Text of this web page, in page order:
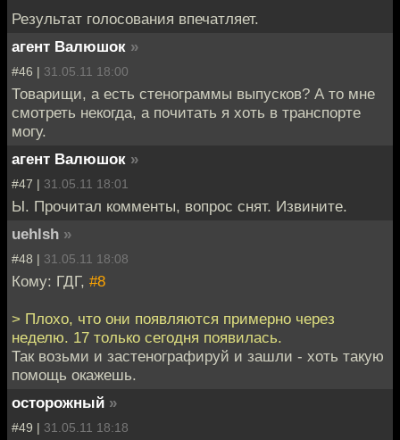
Результат голосования впечатляет.
агент Валюшок »
#46 | 31.05.11 18:00
Товарищи, а есть стенограммы выпусков? А то мне
смотреть некогда, а почитать я хоть в транспорте
могу.
агент Валюшок »
#47 | 31.05.11 18:01
Ы. Прочитал комменты, вопрос снят. Извините.
uehlsh »
#48 | 31.05.11 18:08
Кому: ГДГ, #8
> Плохо, что они появляются примерно через
неделю. 17 только сегодня появилась.
Так возьми и застенографируй и зашли - хоть такую
помощь окажешь.
осторожный »
#49 | 31.05.11 18:18